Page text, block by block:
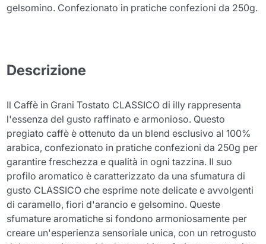
gelsomino. Confezionato in pratiche confezioni da 250g.
Descrizione
Il Caffè in Grani Tostato CLASSICO di illy rappresenta
l'essenza del gusto raffinato e armonioso. Questo
pregiato caffè è ottenuto da un blend esclusivo al 100%
arabica, confezionato in pratiche confezioni da 250g per
garantire freschezza e qualità in ogni tazzina. Il suo
profilo aromatico è caratterizzato da una sfumatura di
gusto CLASSICO che esprime note delicate e avvolgenti
di caramello, fiori d'arancio e gelsomino. Queste
sfumature aromatiche si fondono armoniosamente per
creare un'esperienza sensoriale unica, con un retrogusto